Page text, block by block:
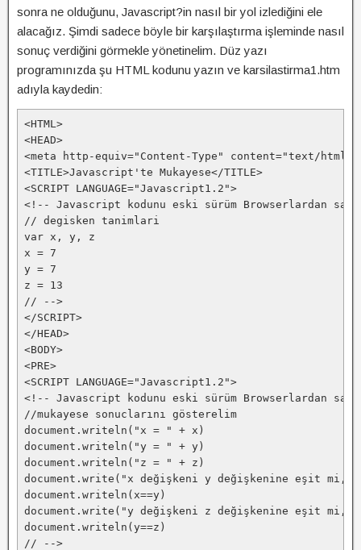
sonra ne olduğunu, Javascript?in nasıl bir yol izlediğini ele
alacağız. Şimdi sadece böyle bir karşılaştırma işleminde nasıl
sonuç verdiğini görmekle yönetinelim. Düz yazı
programınızda şu HTML kodunu yazın ve karsilastirma1.htm
adıyla kaydedin:
<HTML>
<HEAD>
<meta http-equiv="Content-Type" content="text/html;
<TITLE>Javascript'te Mukayese</TITLE>
<SCRIPT LANGUAGE="Javascript1.2">
<!-- Javascript kodunu eski sürüm Browserlardan
// degisken tanimlari
var x, y, z
x = 7
y = 7
z = 13
// -->
</SCRIPT>
</HEAD>
<BODY>
<PRE>
<SCRIPT LANGUAGE="Javascript1.2">
<!-- Javascript kodunu eski sürüm Browserlardan
//mukayese sonuclarını gösterelim
document.writeln("x = " + x)
document.writeln("y = " + y)
document.writeln("z = " + z)
document.write("x değişkeni y değişkenine eşit mi,
document.writeln(x==y)
document.write("y değişkeni z değişkenine eşit mi,
document.writeln(y==z)
// -->